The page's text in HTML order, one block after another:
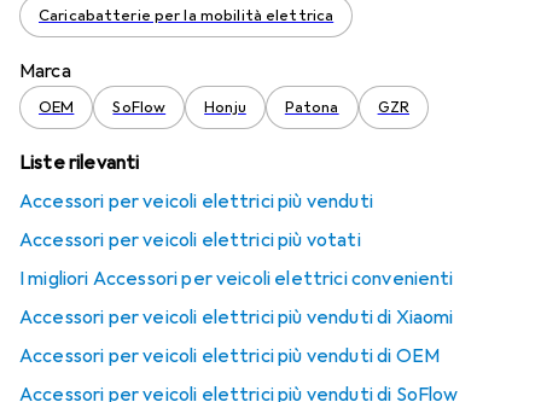
Caricabatterie per la mobilità elettrica
Marca
OEM SoFlow Honju Patona GZR
Liste rilevanti
Accessori per veicoli elettrici più venduti
Accessori per veicoli elettrici più votati
I migliori Accessori per veicoli elettrici convenienti
Accessori per veicoli elettrici più venduti di Xiaomi
Accessori per veicoli elettrici più venduti di OEM
Accessori per veicoli elettrici più venduti di SoFlow